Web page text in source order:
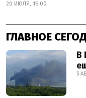
20 ИЮЛЯ, 16:00
ГЛАВНОЕ
В
5